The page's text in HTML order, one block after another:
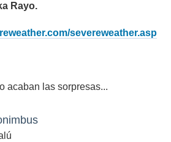
Rayo.
severeweather.asp
acaban las sorpresas...